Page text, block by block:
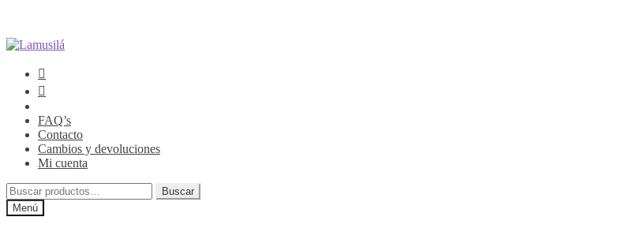
Ir
navegación
Ir
contenido
FAQ’s
Contacto
Cambios y devoluciones
Mi cuenta
Buscar
por:
Buscar
Menú